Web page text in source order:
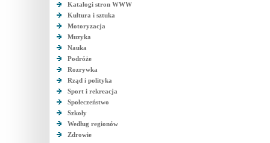
Katalogi stron WWW
Kultura i sztuka
Motoryzacja
Muzyka
Nauka
Podróże
Rozrywka
Rząd i polityka
Sport i rekreacja
Społeczeństwo
Szkoły
Według regionów
Zdrowie